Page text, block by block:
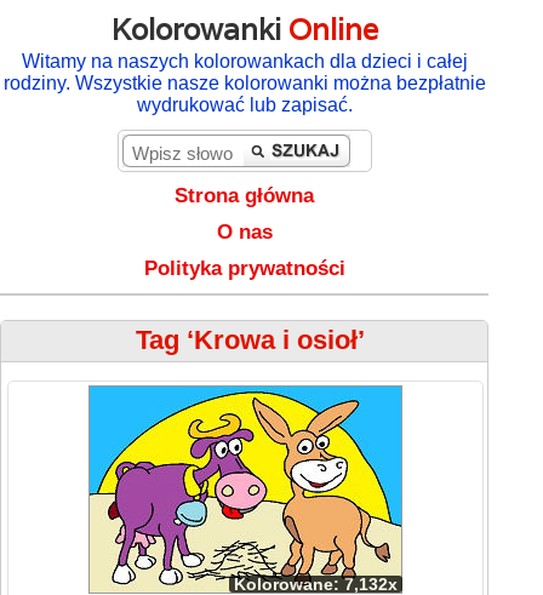
Kolorowanki Online
Witamy na naszych kolorowankach dla dzieci i całej
rodziny. Wszystkie nasze kolorowanki można bezpłatnie
wydrukować lub zapisać.
Strona główna
O nas
Polityka prywatności
Tag ‘Krowa i osioł’
Kolorowane: 7,132x